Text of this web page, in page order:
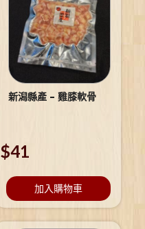
新潟縣產 – 雞膝軟骨
$41
加入購物車